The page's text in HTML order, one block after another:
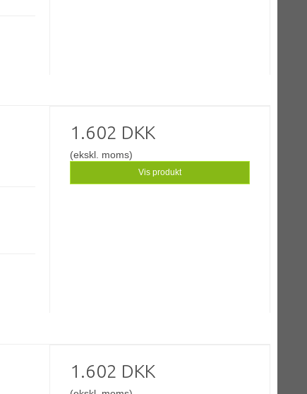
1.602 DKK
(ekskl. moms)
Vis produkt
1.602 DKK